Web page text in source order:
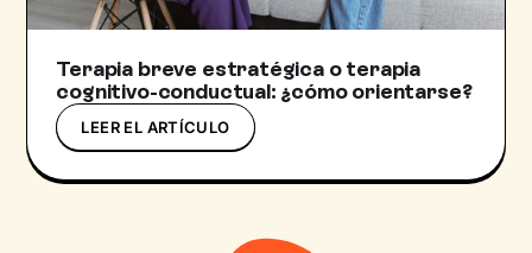
Terapia breve estratégica o terapia
cognitivo-conductual: ¿cómo orientarse?
LEER EL ARTÍCULO